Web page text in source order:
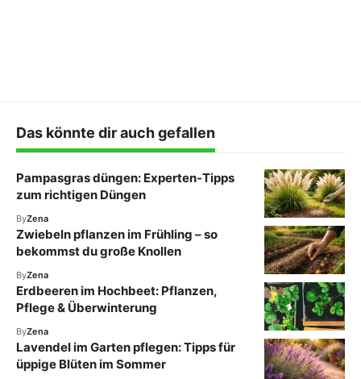
Das könnte dir auch gefallen
Pampasgras düngen: Experten-Tipps
zum richtigen Düngen
ByZena
Zwiebeln pflanzen im Frühling – so
bekommst du große Knollen
ByZena
Erdbeeren im Hochbeet: Pflanzen,
Pflege & Überwinterung
ByZena
Lavendel im Garten pflegen: Tipps für
üppige Blüten im Sommer